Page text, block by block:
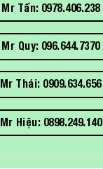
Mr Tấn: 0978.406.238
Mr Quy: 096.644.7370
Mr Thái: 0909.634.656
Mr Hiệu: 0898.249.140